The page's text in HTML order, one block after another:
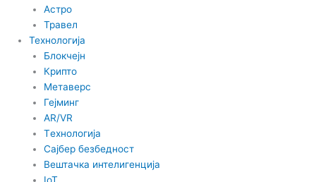
Астро
Травел
Технологија
Блокчејн
Крипто
Метаверс
Гејминг
AR/VR
Tехнологија
Сајбер безбедност
Вештачка интелигенција
IoT